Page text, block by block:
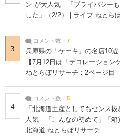
ン”が大人気 「プライバシー
した」（2/2） | ライフ ねとら
3
コメント数： 7
兵庫県の「ケーキ」の名店10
【7月12日は「デコレーショ
ねとらぼリサーチ：2ページ目
4
コメント数： 5
「北海道土産としてもセンス
人気 「こんなの初めて」「箱
北海道 ねとらぼリサーチ